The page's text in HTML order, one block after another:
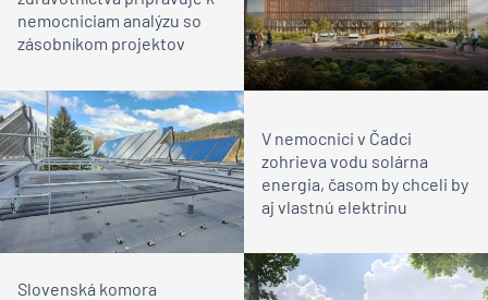
nemocniciam analýzu so
zásobníkom projektov
V nemocnici v Čadci
zohrieva vodu solárna
energia, časom by chceli by
aj vlastnú elektrinu
Slovenská komora